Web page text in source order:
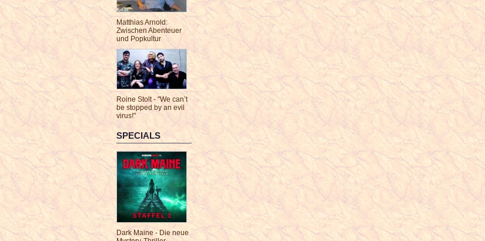
Matthias Arnold:
Zwischen Abenteuer
und Popkultur
Roine Stolt - "We can’t
be stopped by an evil
virus!"
SPECIALS
Dark Maine - Die neue